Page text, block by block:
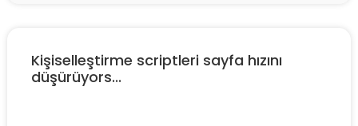
Kişiselleştirme scriptleri sayfa hızını
düşürüyors...